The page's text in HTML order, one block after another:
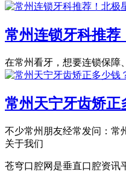
常州连锁牙科推荐
在常州看牙，想要连锁保障
常州天宁牙齿矫正
不少常州朋友经常发问：常
关于我们
苍穹口腔网是垂直口腔资讯